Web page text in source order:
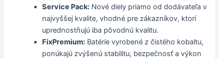
Service Pack: Nové diely priamo od dodávateľa v
najvyššej kvalite, vhodné pre zákazníkov, ktorí
uprednostňujú iba pôvodnú kvalitu.
FixPremium: Batérie vyrobené z čistého kobaltu,
ponúkajú zvýšenú stabilitu, bezpečnosť a výkon